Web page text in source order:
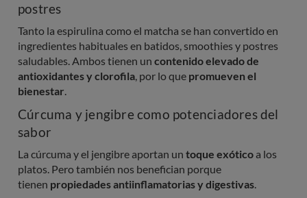
postres
Tanto la espirulina como el matcha se han convertido en
ingredientes habituales en batidos, smoothies y postres
saludables. Ambos tienen un contenido elevado de
antioxidantes y clorofila, por lo que promueven el
bienestar.
Cúrcuma y jengibre como potenciadores del
sabor
La cúrcuma y el jengibre aportan un toque exótico a los
platos. Pero también nos benefician porque
tienen propiedades antiinflamatorias y digestivas